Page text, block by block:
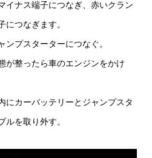
イナス端子につなぎ、赤いクラン
につなぎます。
プスターターにつなぐ。
整ったら車のエンジンをかけ
にカーバッテリーとジャンプスタ
ルを取り外す。